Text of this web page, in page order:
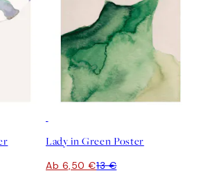
Lady in Green Poster
Ab 6,50 €13 €